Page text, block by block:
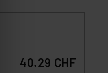
40.29 CHF